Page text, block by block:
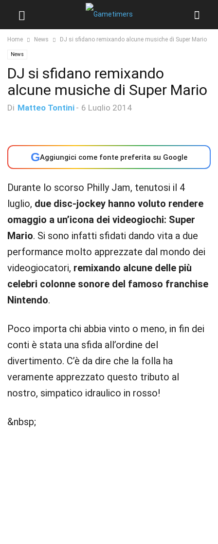
Home News DJ si sfidano remixando alcune musiche di Super Mario
News
DJ si sfidano remixando
alcune musiche di Super Mario
Di Matteo Tontini - 6 Luglio 2014
GAggiungici come fonte preferita su Google
Durante lo scorso Philly Jam, tenutosi il 4
luglio, due disc-jockey hanno voluto rendere
omaggio a un’icona dei videogiochi: Super
Mario. Si sono infatti sfidati dando vita a due
performance molto apprezzate dal mondo dei
videogiocatori, remixando alcune delle più
celebri colonne sonore del famoso franchise
Nintendo.
Poco importa chi abbia vinto o meno, in fin dei
conti è stata una sfida all’ordine del
divertimento. C’è da dire che la folla ha
veramente apprezzato questo tributo al
nostro, simpatico idraulico in rosso!
&nbsp;